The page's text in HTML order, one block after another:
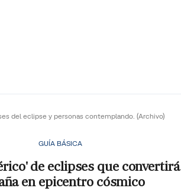
del eclipse y personas contemplando. (Archivo)
GUÍA BÁSICA
de eclipses que convertirá
en epicentro cósmico